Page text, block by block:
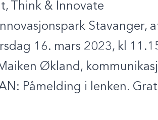
Think & Innovate
Stavanger,
16. mars 2023, kl
Økland,
Påmelding i lenken.